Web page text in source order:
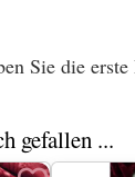
Sie die
gefallen ...